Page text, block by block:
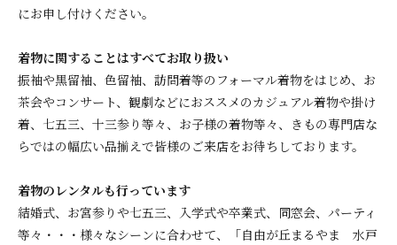
にお申し付けください。
着物に関することはすべてお取り扱い
振袖や黒留袖、色留袖、訪問着等のフォーマル着物をはじめ、お
茶会やコンサート、観劇などにおススメのカジュアル着物や掛け
着、七五三、十三参り等々、お子様の着物等々、きもの専門店な
らではの幅広い品揃えで皆様のご来店をお待ちしております。
着物のレンタルも行っています
結婚式、お宮参りや七五三、入学式や卒業式、同窓会、パーティ
等々・・・様々なシーンに合わせて、「自由が丘まるやま 水戸